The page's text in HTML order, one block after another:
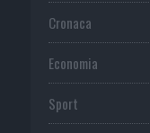
Cronaca
Economia
Sport